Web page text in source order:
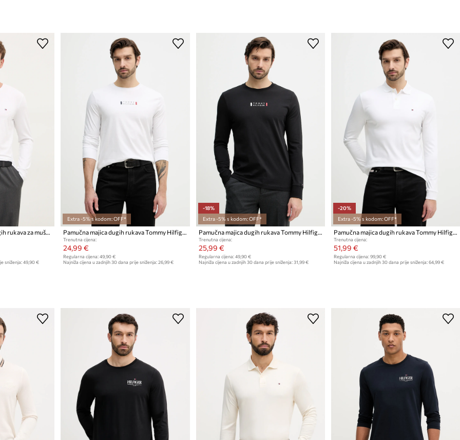
Tommy Hilfiger majica dugih rukava za muškarce s pamukom
sniženja: 49,90 €
Extra -5% s kodom: OFF*
Pamučna majica dugih rukava Tommy Hilfiger
Trenutna cijena:
24,99 €
Regularna cijena: 49,90 €
Najniža cijena u zadnjih 30 dana prije sniženja: 26,99 €
-18%
Extra -5% s kodom: OFF*
Pamučna majica dugih rukava Tommy Hilfiger
Trenutna cijena:
25,99 €
Regularna cijena: 49,90 €
Najniža cijena u zadnjih 30 dana prije sniženja: 31,99 €
-20%
Extra -5% s kodom: OFF*
Pamučna majica dugih rukava Tommy Hilfiger
Trenutna cijena:
51,99 €
Regularna cijena: 99,90 €
Najniža cijena u zadnjih 30 dana prije sniženja: 64,99 €